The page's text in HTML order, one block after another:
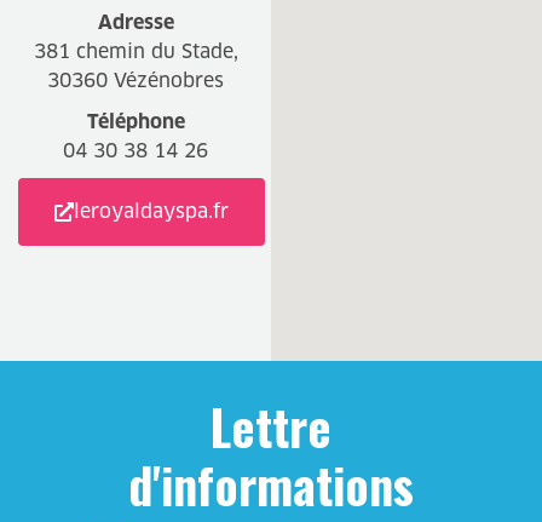
Adresse
381 chemin du Stade,
30360 Vézénobres
Téléphone
04 30 38 14 26
leroyaldayspa.fr
Lettre
d'informations